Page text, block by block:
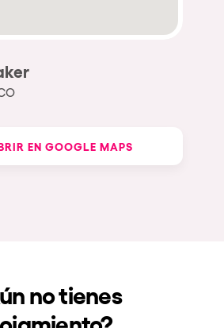
EN GOOGLE MAPS
no tienes